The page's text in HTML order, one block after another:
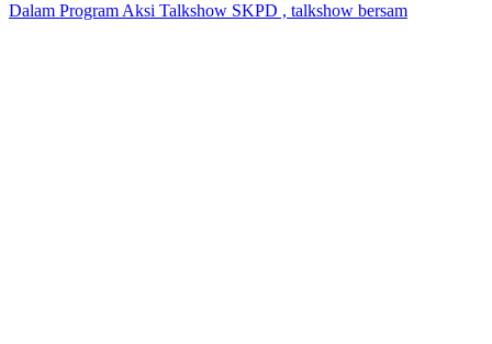
Dalam Program Aksi Talkshow SKPD , talkshow bersam